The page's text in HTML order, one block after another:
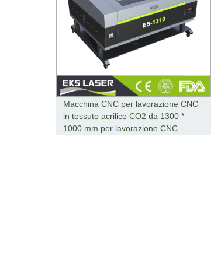
Macchina CNC per lavorazione CNC
in tessuto acrilico CO2 da 1300 *
1000 mm per lavorazione CNC